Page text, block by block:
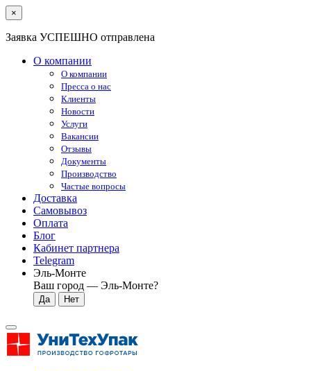
×
Заявка УСПЕШНО отправлена
О компании
О компании
Пресса о нас
Клиенты
Новости
Услуги
Вакансии
Отзывы
Документы
Производство
Частые вопросы
Доставка
Самовывоз
Оплата
Блог
Кабинет партнера
Telegram
Эль-Монте
Ваш город — Эль-Монте?